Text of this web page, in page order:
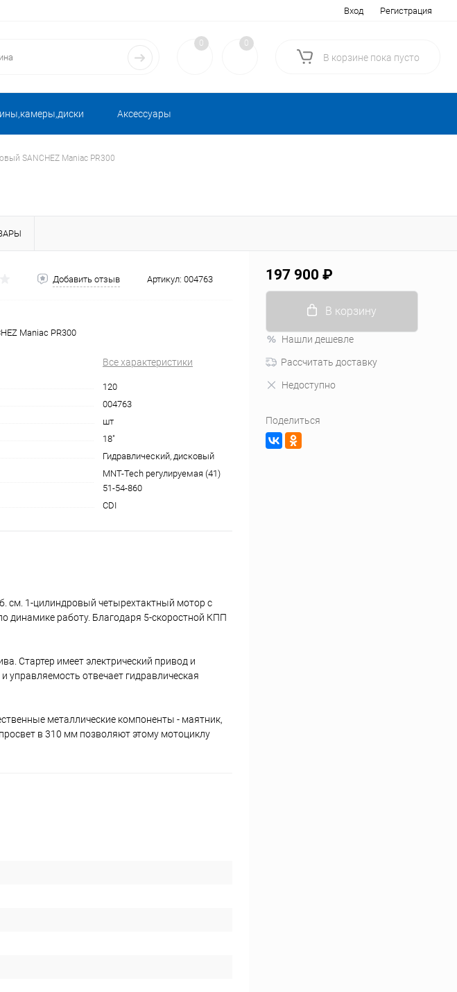
Вход Регистрация
0 0
В корзине пока пусто
Аксессуары
SANCHEZ Maniac PR300
Добавить отзыв Артикул: 004763
Maniac PR300
Все характеристики
120
004763
шт
18"
Гидравлический, дисковый
MNT-Tech регулируемая (41)
51-54-860
CDI
см. 1-цилиндровый четырехтактный мотор с
динамике работу. Благодаря 5-скоростной КПП
Стартер имеет электрический привод и
управляемость отвечает гидравлическая
металлические компоненты - маятник,
в 310 мм позволяют этому мотоциклу
197 900 ₽
В корзину
Нашли дешевле
Рассчитать доставку
Недоступно
Поделиться